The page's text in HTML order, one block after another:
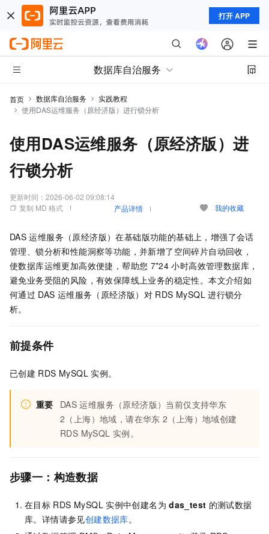
打开 APP
数据库自治服务
首页 数据库自治服务
实践教程
使用DAS运维服务（原经济版）进行锁分析
使用DAS运维服务（原经济版）进
行锁分析
更新时间： 2026-06-02 09:08:14
复制 MD 格式
产品详情 我的收藏
DAS 运维服务（原经济版）在基础版功能的基础上，增强了会话
管理、锁分析和性能洞察等功能，并新增了空间碎片自动回收，
使数据库运维更加高效便捷，帮助您 7*24 小时高效管理数据库，
避免业务受阻的风险，有效保障线上业务的稳定性。本文介绍如
何通过 DAS 运维服务（原经济版）对 RDS MySQL 进行锁分
析。
前提条件
已创建 RDS MySQL 实例。
重要 DAS 运维服务（原经济版）当前仅支持华东
2（上海）地域，请在华东 2（上海）地域创建
RDS MySQL 实例。
步骤一：构造数据
在目标 RDS MySQL 实例中创建名为 das_test 的测试数据
库。详情请参见创建数据库。